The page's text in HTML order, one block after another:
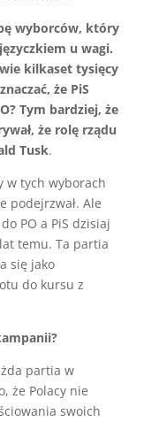
wyborców, który
u wagi.
kilkaset tysięcy
że PiS
Tym bardziej, że
że rolę rządu
Tusk.
w tych wyborach
podejrzwał. Ale
PO a PiS dzisiaj
temu. Ta partia
się jako
do kursu z
partia w
że Polacy nie
swoich